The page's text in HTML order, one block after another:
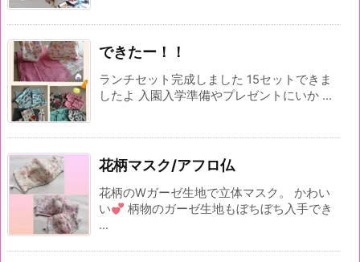
できたー！！
ランチセット完成しました 15セットできま
したよ 入園入学準備やプレゼントにいか ...
花柄マスク/アフロ仏
花柄のWガーゼ生地で立体マスク。 かわい
い
柄物のガーゼ生地もぼちぼち入手でき
...